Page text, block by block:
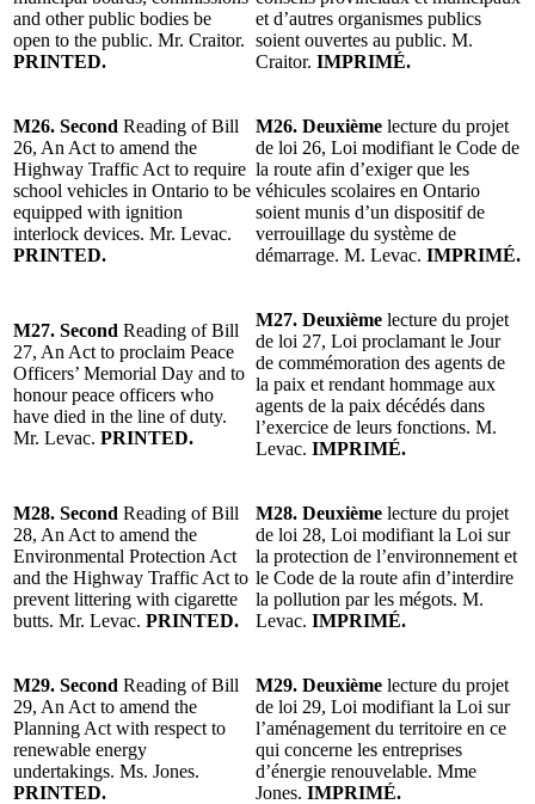
and other public bodies be
open to the public. Mr. Craitor.
PRINTED.
et d’autres organismes publics
soient ouvertes au public. M.
Craitor. IMPRIMÉ.
M26. Second Reading of Bill
26, An Act to amend the
Highway Traffic Act to require
school vehicles in Ontario to be
equipped with ignition
interlock devices. Mr. Levac.
PRINTED.
M26. Deuxième lecture du projet
de loi 26, Loi modifiant le Code de
la route afin d’exiger que les
véhicules scolaires en Ontario
soient munis d’un dispositif de
verrouillage du système de
démarrage. M. Levac. IMPRIMÉ.
M27. Second Reading of Bill
27, An Act to proclaim Peace
Officers’ Memorial Day and to
honour peace officers who
have died in the line of duty.
Mr. Levac. PRINTED.
M27. Deuxième lecture du projet
de loi 27, Loi proclamant le Jour
de commémoration des agents de
la paix et rendant hommage aux
agents de la paix décédés dans
l’exercice de leurs fonctions. M.
Levac. IMPRIMÉ.
M28. Second Reading of Bill
28, An Act to amend the
Environmental Protection Act
and the Highway Traffic Act to
prevent littering with cigarette
butts. Mr. Levac. PRINTED.
M28. Deuxième lecture du projet
de loi 28, Loi modifiant la Loi sur
la protection de l’environnement et
le Code de la route afin d’interdire
la pollution par les mégots. M.
Levac. IMPRIMÉ.
M29. Second Reading of Bill
29, An Act to amend the
Planning Act with respect to
renewable energy
undertakings. Ms. Jones.
PRINTED.
M29. Deuxième lecture du projet
de loi 29, Loi modifiant la Loi sur
l’aménagement du territoire en ce
qui concerne les entreprises
d’énergie renouvelable. Mme
Jones. IMPRIMÉ.